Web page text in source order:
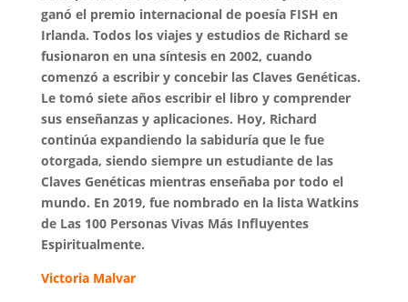
ganó el premio internacional de poesía FISH en
Irlanda. Todos los viajes y estudios de Richard se
fusionaron en una síntesis en 2002, cuando
comenzó a escribir y concebir las Claves Genéticas.
Le tomó siete años escribir el libro y comprender
sus enseñanzas y aplicaciones. Hoy, Richard
continúa expandiendo la sabiduría que le fue
otorgada, siendo siempre un estudiante de las
Claves Genéticas mientras enseñaba por todo el
mundo. En 2019, fue nombrado en la lista Watkins
de Las 100 Personas Vivas Más Influyentes
Espiritualmente.
Victoria Malvar